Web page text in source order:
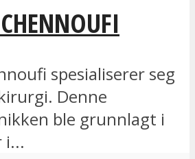
spesialiserer seg
Denne
ble grunnlagt i
i...